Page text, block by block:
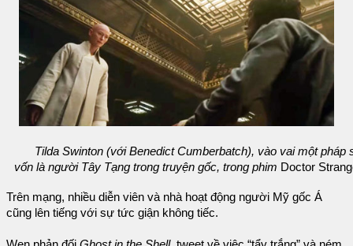
Tilda Swinton (với Benedict Cumberbatch), vào vai một pháp
vốn là người Tây Tạng trong truyện gốc, trong phim Doctor
Trên mạng, nhiều diễn viên và nhà hoạt động người Mỹ gốc Á
cũng lên tiếng với sự tức giận không tiếc.